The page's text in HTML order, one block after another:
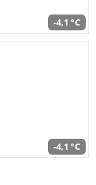
-4,1 °C
-4,1 °C